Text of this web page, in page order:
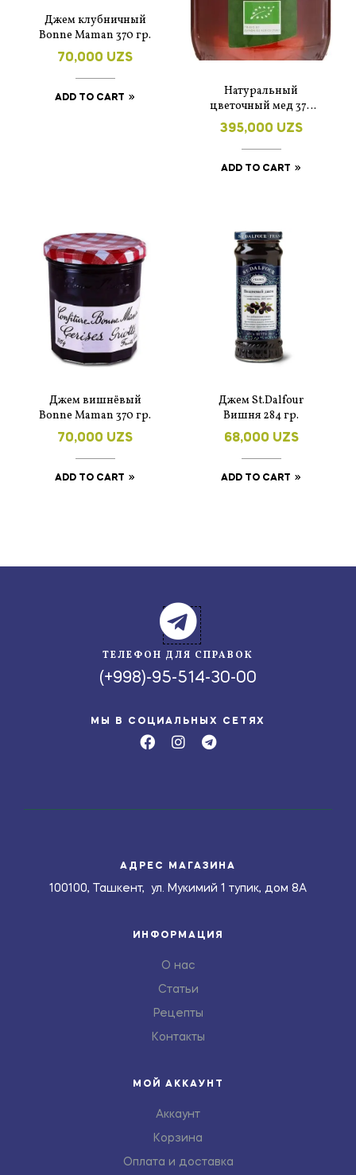
Джем клубничный
Bonne Maman 370 гр.
70,000 UZS
ADD TO CART
Натуральный
цветочный мед 375
гр. Франция
395,000 UZS
ADD TO CART
Джем вишнёвый
Bonne Maman 370 гр.
70,000 UZS
ADD TO CART
Джем St.Dalfour
Вишня 284 гр.
68,000 UZS
ADD TO CART
ТЕЛЕФОН ДЛЯ СПРАВОК
(+998)-95-514-30-00
МЫ В СОЦИАЛЬНЫХ СЕТЯХ
АДРЕС МАГАЗИНА
100100, Ташкент, ул. Мукимий 1 тупик, дом 8А
ИНФОРМАЦИЯ
О нас
Статьи
Рецепты
Контакты
МОЙ АККАУНТ
Аккаунт
Корзина
Оплата и доставка